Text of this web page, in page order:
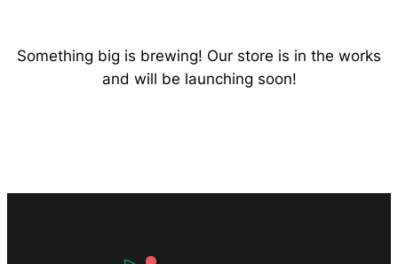
Something big is brewing! Our store is in the works
and will be launching soon!